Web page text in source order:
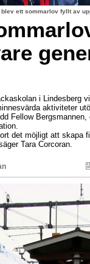
blev ett sommarlov fyllt av
i Lindesberg
aktiviteter
Fellow Bergsmannen,
det möjligt att skapa
Tara Corcoran.